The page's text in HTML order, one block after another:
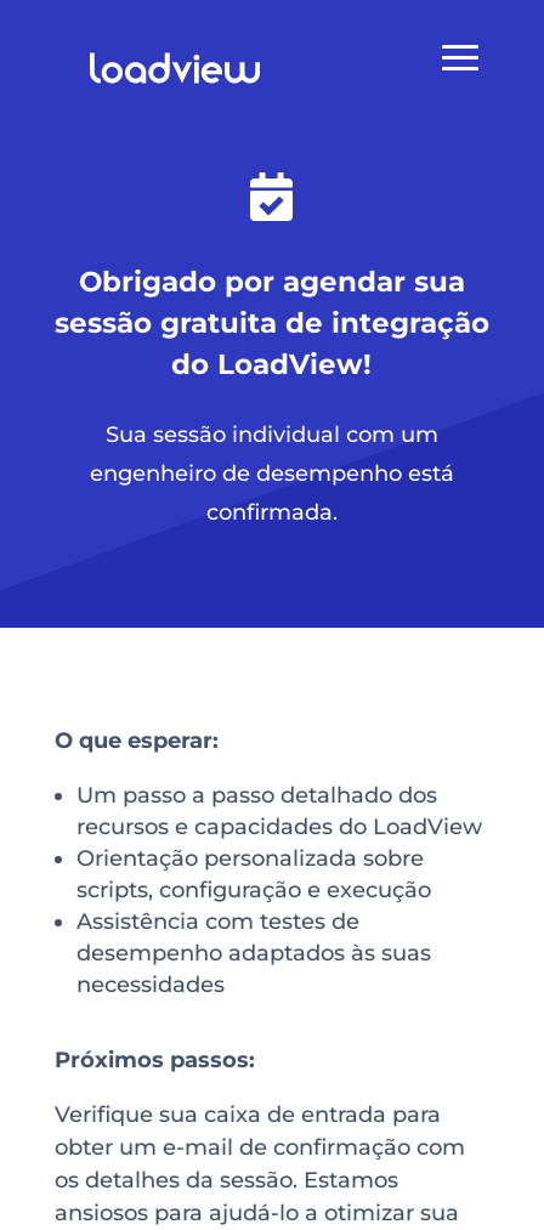

Obrigado por agendar sua
sessão gratuita de integração
do LoadView!
Sua sessão individual com um
engenheiro de desempenho está
confirmada.
O que esperar:
Um passo a passo detalhado dos
recursos e capacidades do LoadView
Orientação personalizada sobre
scripts, configuração e execução
Assistência com testes de
desempenho adaptados às suas
necessidades
Próximos passos:
Verifique sua caixa de entrada para
obter um e-mail de confirmação com
os detalhes da sessão. Estamos
ansiosos para ajudá-lo a otimizar sua